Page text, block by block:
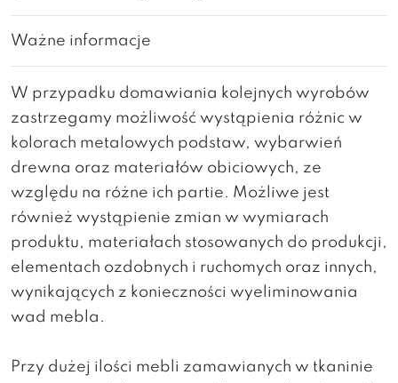
Ważne informacje
W przypadku domawiania kolejnych wyrobów
zastrzegamy możliwość wystąpienia różnic w
kolorach metalowych podstaw, wybarwień
drewna oraz materiałów obiciowych, ze
względu na różne ich partie. Możliwe jest
również wystąpienie zmian w wymiarach
produktu, materiałach stosowanych do produkcji,
elementach ozdobnych i ruchomych oraz innych,
wynikających z konieczności wyeliminowania
wad mebla.
Przy dużej ilości mebli zamawianych w tkaninie